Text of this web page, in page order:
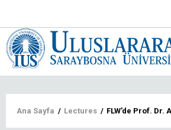
Sayfa
Ana Sayfa / Lectures / FLW’de Prof.